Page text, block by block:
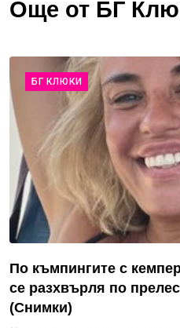
Още от БГ
БГ КЛЮКИ
По къмпингите с
се разхвърля по
(Снимки)